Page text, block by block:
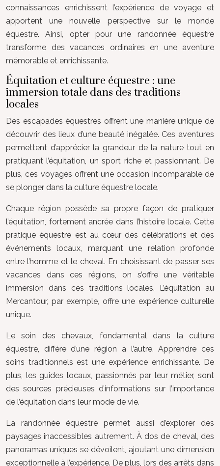
connaissances enrichissent l’expérience de voyage et
apportent une nouvelle perspective sur le monde
équestre. Ainsi, opter pour une randonnée équestre
transforme des vacances ordinaires en une aventure
mémorable et enrichissante.
Équitation et culture équestre : une
immersion totale dans des traditions
locales
Des escapades équestres offrent une manière unique de
découvrir des lieux d’une beauté inégalée. Ces aventures
permettent d’apprécier la grandeur de la nature tout en
pratiquant l’équitation, un sport riche et passionnant. De
plus, ces voyages offrent une occasion incomparable de
se plonger dans la culture équestre locale.
Chaque région possède sa propre façon de pratiquer
l’équitation, fortement ancrée dans l’histoire locale. Cette
pratique équestre est au cœur des célébrations et des
événements locaux, marquant une relation profonde
entre l’homme et le cheval. En choisissant de passer ses
vacances dans ces régions, on s’offre une véritable
immersion dans ces traditions locales. L’équitation au
Mercantour, par exemple, offre une expérience culturelle
unique.
Le soin des chevaux, fondamental dans la culture
équestre, diffère d’une région à l’autre. Apprendre ces
soins traditionnels est une expérience enrichissante. De
plus, les guides locaux, passionnés par leur métier, sont
des sources précieuses d’informations sur l’importance
de l’équitation dans leur mode de vie.
La randonnée équestre permet aussi d’explorer des
paysages inaccessibles autrement. À dos de cheval, des
panoramas uniques se dévoilent, ajoutant une dimension
exceptionnelle à l’expérience. De plus, lors des arrêts dans